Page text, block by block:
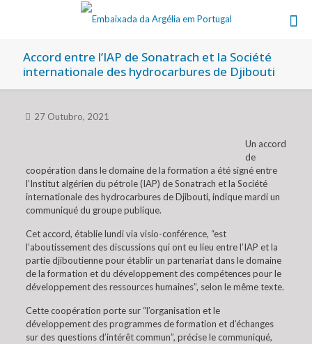
Accord entre l’IAP de Sonatrach et la Société
internationale des hydrocarbures de Djibouti
27 Outubro, 2021
Un accord
de
coopération dans le domaine de la formation a été signé entre
l’Institut algérien du pétrole (IAP) de Sonatrach et la Société
internationale des hydrocarbures de Djibouti, indique mardi un
communiqué du groupe publique.
Cet accord, établie lundi via visio-conférence, “est
l’aboutissement des discussions qui ont eu lieu entre l’IAP et la
partie djiboutienne pour établir un partenariat dans le domaine
de la formation et du développement des compétences pour le
développement des ressources humaines”, selon le même texte.
Cette coopération porte sur “l’organisation et le
développement des programmes de formation et d’échanges
sur des questions d’intérêt commun”, précise le communiqué,